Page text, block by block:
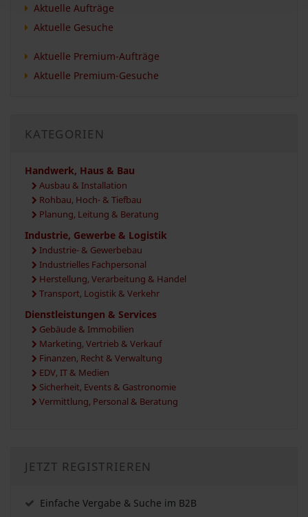
Aktuelle Aufträge
Aktuelle Gesuche
Aktuelle Premium-Aufträge
Aktuelle Premium-Gesuche
KATEGORIEN
Handwerk, Haus & Bau
Ausbau & Installation
Rohbau, Hoch- & Tiefbau
Planung, Leitung & Beratung
Industrie, Gewerbe & Logistik
Industrie- & Gewerbebau
Industrielles Fachpersonal
Herstellung, Verarbeitung & Handel
Transport, Logistik & Verkehr
Dienstleistungen & Services
Gebäude & Immobilien
Marketing, Vertrieb & Verkauf
Finanzen, Recht & Verwaltung
EDV, IT & Medien
Sicherheit, Events & Gastronomie
Vermittlung, Personal & Beratung
JETZT REGISTRIEREN
Einfache Vergabe & Suche im B2B